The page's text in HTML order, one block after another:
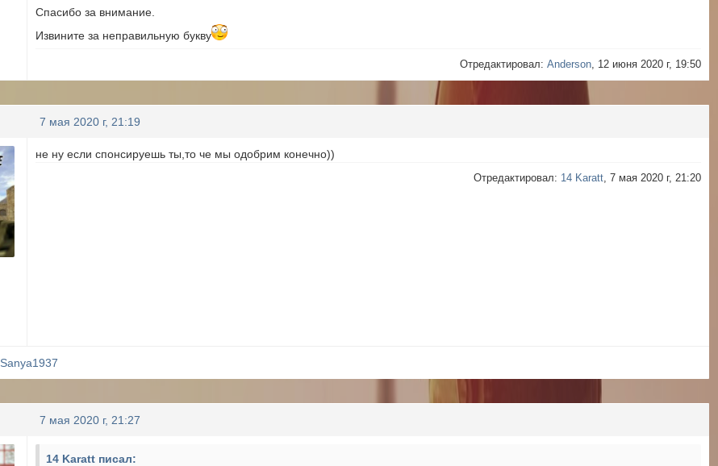
Спасибо за внимание.
Извините за неправильную букву
Отредактировал:Anderson, 12 июня 2020 г, 19:50
7 мая 2020 г, 21:19
не ну если спонсируешь ты,то че мы одобрим конечно))
Отредактировал: 14 Karatt, 7 мая 2020 г, 21:20
Sanya1937
7 мая 2020 г, 21:27
14 Karatt писал: